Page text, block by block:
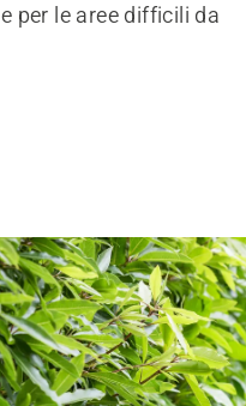
per le aree difficili da